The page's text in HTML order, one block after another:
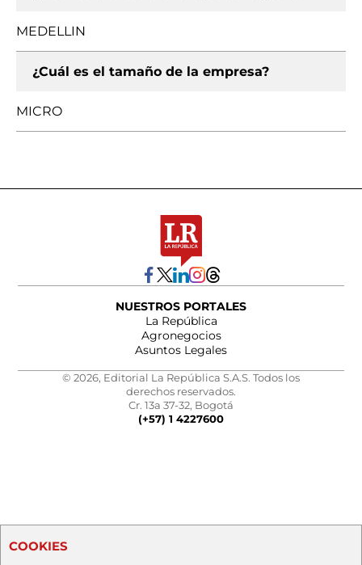
MEDELLIN
¿Cuál es el tamaño de la empresa?
MICRO
NUESTROS PORTALES
La República
Agronegocios
Asuntos Legales
© 2026, Editorial La República S.A.S. Todos los
derechos reservados.
Cr. 13a 37-32, Bogotá
(+57) 1 4227600
COOKIES